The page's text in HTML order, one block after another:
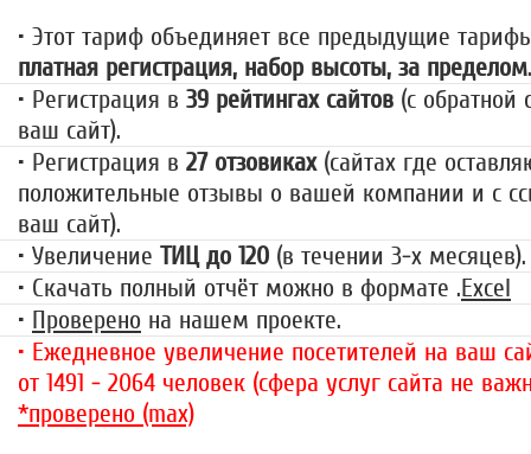
• Этот тариф объединяет все предыдущие
платная регистрация, набор высоты, за пределом.
• Регистрация в 39 рейтингах сайтов (с обратной
ваш сайт).
• Регистрация в 27 отзовиках(сайтах где
положительные отзывы о вашей компании и с
ваш сайт).
• Увеличение ТИЦ до 120 (в течении 3-х месяцев).
• Скачать полный отчёт можно в формате .Excel
• Проверено на нашем проекте.
• Ежедневное увеличение посетителей на ваш
от 1491 - 2064 человек (сфера услуг сайта не
*проверено (max)